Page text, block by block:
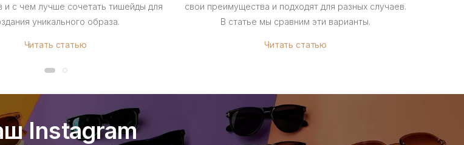
и с чем лучше сочетать тишейды для
уникального образа.
Читать статью
свои преимущества и подходят для разных случаев.
В статье мы сравним эти варианты.
Читать статью
Instagram